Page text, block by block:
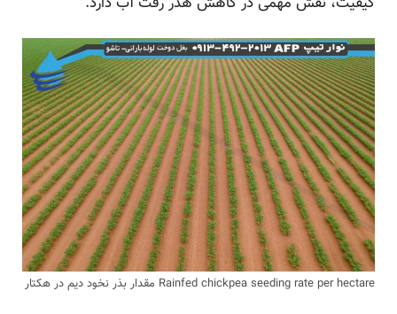
Rainfed chickpea seeding rate per hectare مقدار بذر نخود دیم در هکتار